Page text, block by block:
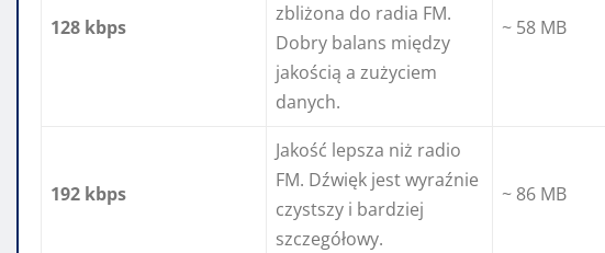
128 kbps
zbliżona do radia FM.
Dobry balans między
jakością a zużyciem
danych.
~ 58 MB
192 kbps
Jakość lepsza niż radio
FM. Dźwięk jest wyraźnie
czystszy i bardziej
szczegółowy.
~ 86 MB